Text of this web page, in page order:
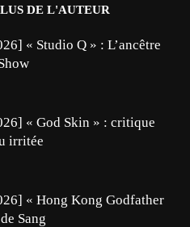
DE L'AUTEUR
« Studio Q » : L’ancêtre
« God Skin » : critique
irritée
« Hong Kong Godfather
Sang